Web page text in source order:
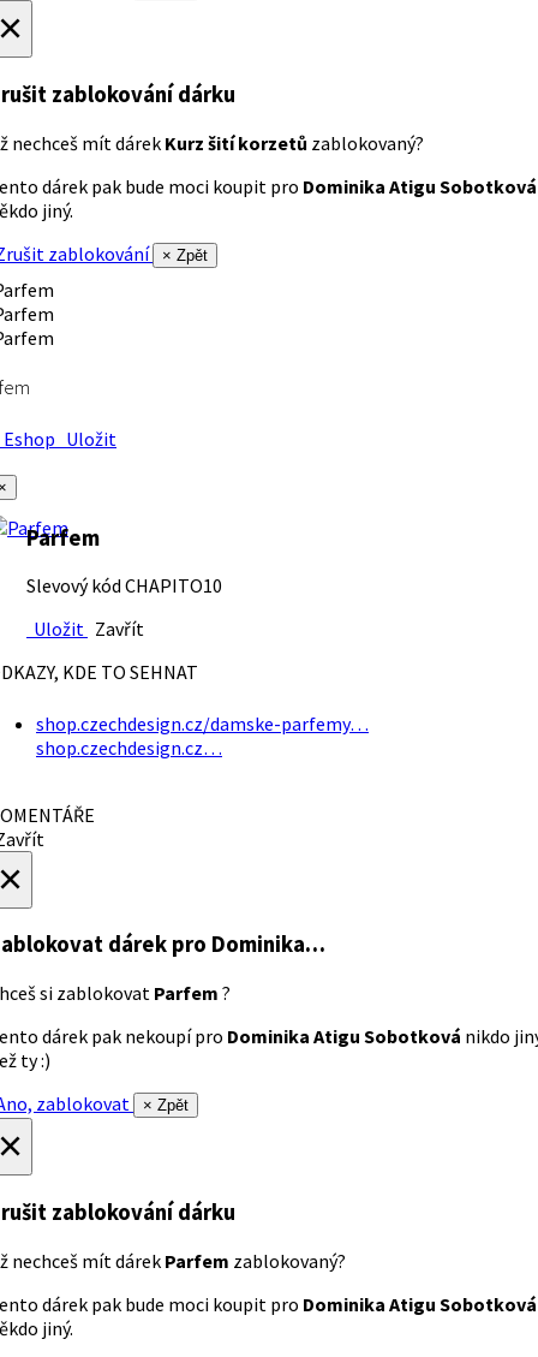
zablokování dárku
nechceš mít dárek Kurz šití korzetů zablokovaný?
dárek pak bude moci koupit pro Dominika Atigu Sobotková
jiný.
zablokování
× Zpět
Uložit
Parfem
Slevový kód CHAPITO10
Uložit Zavřít
KDE TO SEHNAT
shop.czechdesign.cz/damske-parfemy…
shop.czechdesign.cz…
dárek pro Dominika…
si zablokovat Parfem ?
dárek pak nekoupí pro Dominika Atigu Sobotková nikdo
ty :)
zablokovat
× Zpět
zablokování dárku
nechceš mít dárek Parfem zablokovaný?
dárek pak bude moci koupit pro Dominika Atigu Sobotková
jiný.